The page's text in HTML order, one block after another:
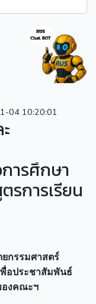
04 10:20:01
ารศึกษา
รการเรียน
กรรมศาสตร์
อประชาสัมพันธ์
องคณะฯ